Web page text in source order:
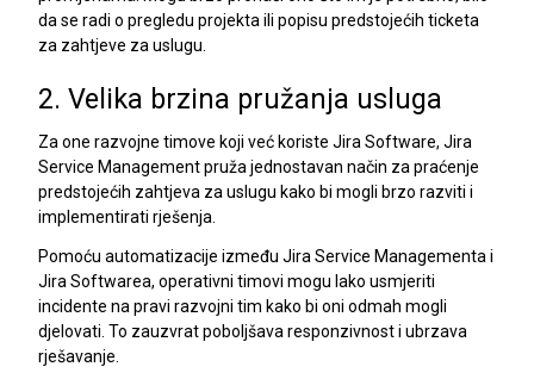
da se radi o pregledu projekta ili popisu predstojećih ticketa
za zahtjeve za uslugu.
2. Velika brzina pružanja usluga
Za one razvojne timove koji već koriste Jira Software, Jira
Service Management pruža jednostavan način za praćenje
predstojećih zahtjeva za uslugu kako bi mogli brzo razviti i
implementirati rješenja.
Pomoću automatizacije između Jira Service Managementa i
Jira Softwarea, operativni timovi mogu lako usmjeriti
incidente na pravi razvojni tim kako bi oni odmah mogli
djelovati. To zauzvrat poboljšava responzivnost i ubrzava
rješavanje.